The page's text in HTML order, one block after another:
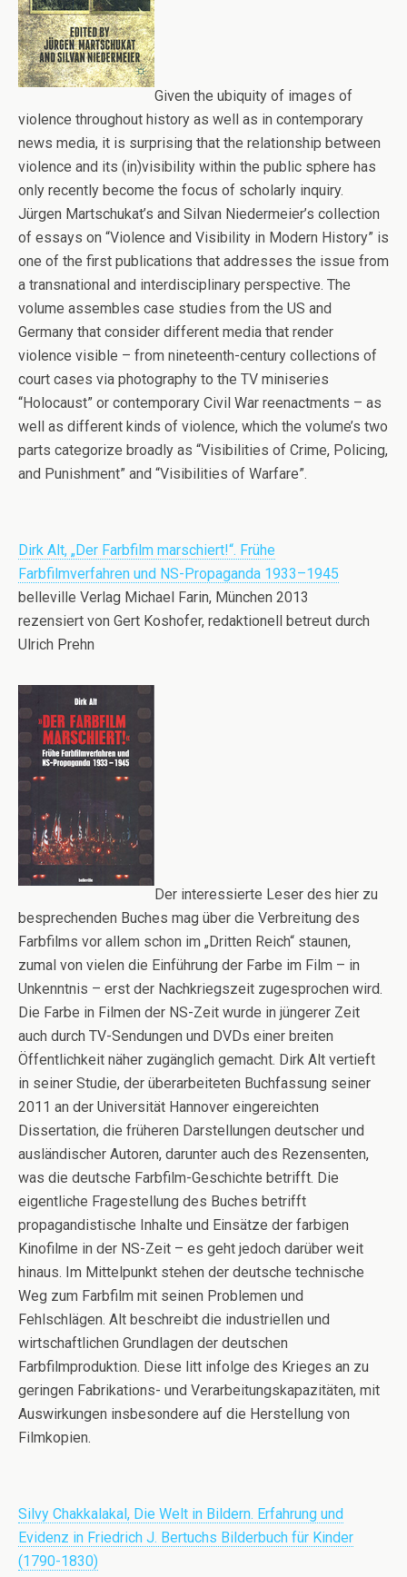
Given the ubiquity of images of
violence throughout history as well as in contemporary
news media, it is surprising that the relationship between
violence and its (in)visibility within the public sphere has
only recently become the focus of scholarly inquiry.
Jürgen Martschukat’s and Silvan Niedermeier’s collection
of essays on “Violence and Visibility in Modern History” is
one of the first publications that addresses the issue from
a transnational and interdisciplinary perspective. The
volume assembles case studies from the US and
Germany that consider different media that render
violence visible – from nineteenth-century collections of
court cases via photography to the TV miniseries
“Holocaust” or contemporary Civil War reenactments – as
well as different kinds of violence, which the volume’s two
parts categorize broadly as “Visibilities of Crime, Policing,
and Punishment” and “Visibilities of Warfare”.
Dirk Alt, „Der Farbfilm marschiert!“. Frühe
Farbfilmverfahren und NS-Propaganda 1933–1945
belleville Verlag Michael Farin, München 2013
rezensiert von Gert Koshofer, redaktionell betreut durch
Ulrich Prehn
Der interessierte Leser des hier zu
besprechenden Buches mag über die Verbreitung des
Farbfilms vor allem schon im „Dritten Reich“ staunen,
zumal von vielen die Einführung der Farbe im Film – in
Unkenntnis – erst der Nachkriegszeit zugesprochen wird.
Die Farbe in Filmen der NS-Zeit wurde in jüngerer Zeit
auch durch TV-Sendungen und DVDs einer breiten
Öffentlichkeit näher zugänglich gemacht. Dirk Alt vertieft
in seiner Studie, der überarbeiteten Buchfassung seiner
2011 an der Universität Hannover eingereichten
Dissertation, die früheren Darstellungen deutscher und
ausländischer Autoren, darunter auch des Rezensenten,
was die deutsche Farbfilm-Geschichte betrifft. Die
eigentliche Fragestellung des Buches betrifft
propagandistische Inhalte und Einsätze der farbigen
Kinofilme in der NS-Zeit – es geht jedoch darüber weit
hinaus. Im Mittelpunkt stehen der deutsche technische
Weg zum Farbfilm mit seinen Problemen und
Fehlschlägen. Alt beschreibt die industriellen und
wirtschaftlichen Grundlagen der deutschen
Farbfilmproduktion. Diese litt infolge des Krieges an zu
geringen Fabrikations- und Verarbeitungskapazitäten, mit
Auswirkungen insbesondere auf die Herstellung von
Filmkopien.
Silvy Chakkalakal, Die Welt in Bildern. Erfahrung und
Evidenz in Friedrich J. Bertuchs Bilderbuch für Kinder
(1790-1830)